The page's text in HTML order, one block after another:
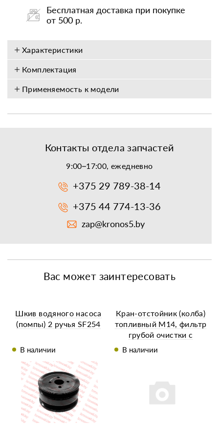
Бесплатная доставка при покупке
от 500 р.
Характеристики
Комплектация
Применяемость к модели
Контакты отдела запчастей
9:00–17:00, ежедневно
+375 29 789-38-14
+375 44 774-13-36
zap@kronos5.by
Вас может заинтересовать
Шкив водяного насоса
(помпы) 2 ручья SF254
В наличии
Кран-отстойник (колба)
топливный М14, фильтр
грубой очистки с
В наличии